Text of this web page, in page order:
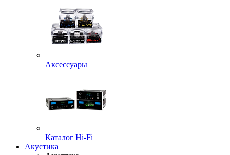
Аксессуары
Каталог Hi-Fi
Акустика